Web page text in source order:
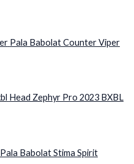
Pala Babolat Counter Viper
Head Zephyr Pro 2023 BXBL
Pala Babolat Stima Spirit